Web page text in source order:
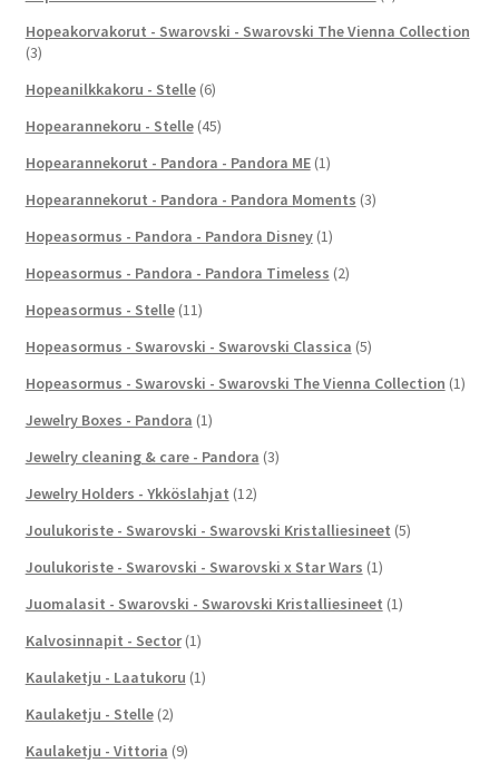
Hopeakorvakorut - Swarovski - Swarovski The Vienna Collection
(3)
Hopeanilkkakoru - Stelle (6)
Hopearannekoru - Stelle (45)
Hopearannekorut - Pandora - Pandora ME (1)
Hopearannekorut - Pandora - Pandora Moments (3)
Hopeasormus - Pandora - Pandora Disney (1)
Hopeasormus - Pandora - Pandora Timeless (2)
Hopeasormus - Stelle (11)
Hopeasormus - Swarovski - Swarovski Classica (5)
Hopeasormus - Swarovski - Swarovski The Vienna Collection (1)
Jewelry Boxes - Pandora (1)
Jewelry cleaning & care - Pandora (3)
Jewelry Holders - Ykköslahjat (12)
Joulukoriste - Swarovski - Swarovski Kristalliesineet (5)
Joulukoriste - Swarovski - Swarovski x Star Wars (1)
Juomalasit - Swarovski - Swarovski Kristalliesineet (1)
Kalvosinnapit - Sector (1)
Kaulaketju - Laatukoru (1)
Kaulaketju - Stelle (2)
Kaulaketju - Vittoria (9)